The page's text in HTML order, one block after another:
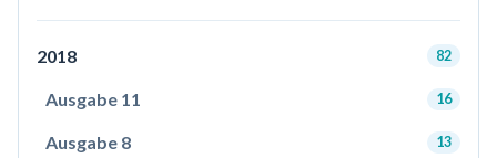
2018 82
Ausgabe 11 16
Ausgabe 8 13